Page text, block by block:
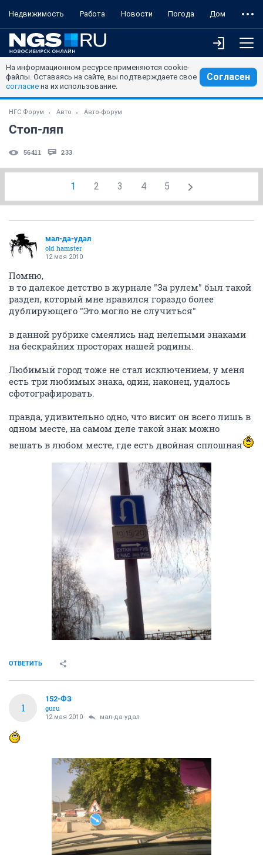
Недвижимость Работа Новости Погода Дом
На информационном ресурсе применяются cookie-
файлы. Оставаясь на сайте, вы подтверждаете свое
согласие на их использование.
Согласен
НГС.Форум Авто Авто-форум
Стоп-ляп
56411 233
1 2 3 4 5
мал-да-удал
old hamster
12 мая 2010
Помню,
в то далекое детство в журнале "За рулем" был такой
раздел, который мне нравился гораздо более
дублирующего "Это могло не случиться"
в данной рубрике смеялись над нелепыми знаками
на бескрайних просторах нашей родины.
Любимый город тоже не стал исключением, у меня
есть три любимых знака, один, наконец, удалось
сфотографировать.
правда, удивительно одно, что висит он всего лишь в
одном месте, на самом деле такой знак можно
вешать в любом месте, где есть двойная сплошная
ОТВЕТИТЬ
1
152-ФЗ
guru
12 мая 2010 мал-да-удал